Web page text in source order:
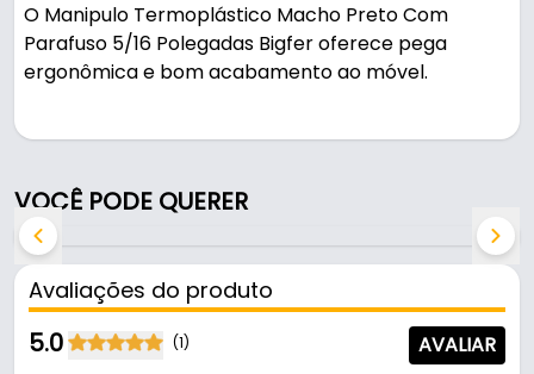
O Manipulo Termoplástico Macho Preto Com
Parafuso 5/16 Polegadas Bigfer oferece pega
ergonômica e bom acabamento ao móvel.
- Modelo: Manipulo Macho
- Cor: Preto
- Parafuso: 5/16
- Tamanho do manípulo: Ø 49 mm
- Tamanho do parafuso: 5/16 Polegadas
- Material do manípulo: Termoplástico
- Material do parafuso: Aço Zincado
VOCÊ PODE QUERER
Avaliações do produto
5.0 (1) AVALIAR